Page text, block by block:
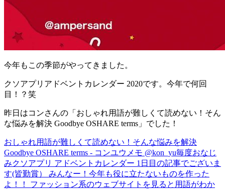
今年もこの季節がやってきました。
クソアプリアドベントカレンダー 2020です。今年で何回
目！？笑
昨日はコンさんの「おしゃれ用語が難しくて読めない！そん
な悩みを解決 Goodbye OSHARE terms」でした！
おしゃれ用語が難しくて読めない！そんな悩みを解決
Goodbye OSHARE terms - コンユウメモ @kon_yu毎度おなじ
みクソアプリ アドベントカレンダー 1日目の記事でございま
す(皆勤賞） みんなー！今年も役に立たないものを作った
よ！！ ファッション系のウェブサイトを見ると用語がわか